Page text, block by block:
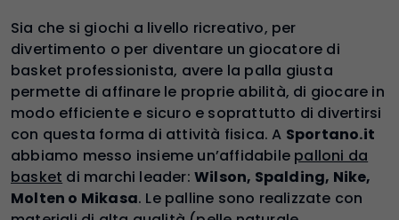
Sia che si giochi a livello ricreativo, per
divertimento o per diventare un giocatore di
basket professionista, avere la palla giusta
permette di affinare le proprie abilità, di giocare in
modo efficiente e sicuro e soprattutto di divertirsi
con questa forma di attività fisica. A Sportano.it
abbiamo messo insieme un’affidabile palloni da
basket di marchi leader:Wilson, Spalding, Nike,
Molten o Mikasa. Le palline sono realizzate con